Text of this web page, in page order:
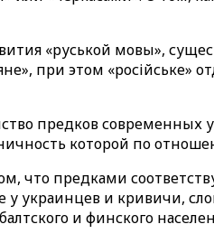
«руськой мовы»,
при этом «російське»
предков современных
которой по
что предками
украинцев и кривичи,
и финского